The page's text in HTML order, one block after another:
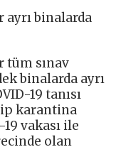
ayrı binalarda
tüm sınav
binalarda ayrı
19 tanısı
karantina
vakası ile
olan